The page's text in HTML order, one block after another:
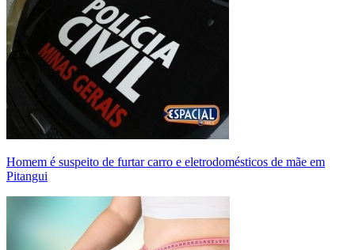
Homem é suspeito de furtar carro e eletrodomésticos de mãe em
Pitangui